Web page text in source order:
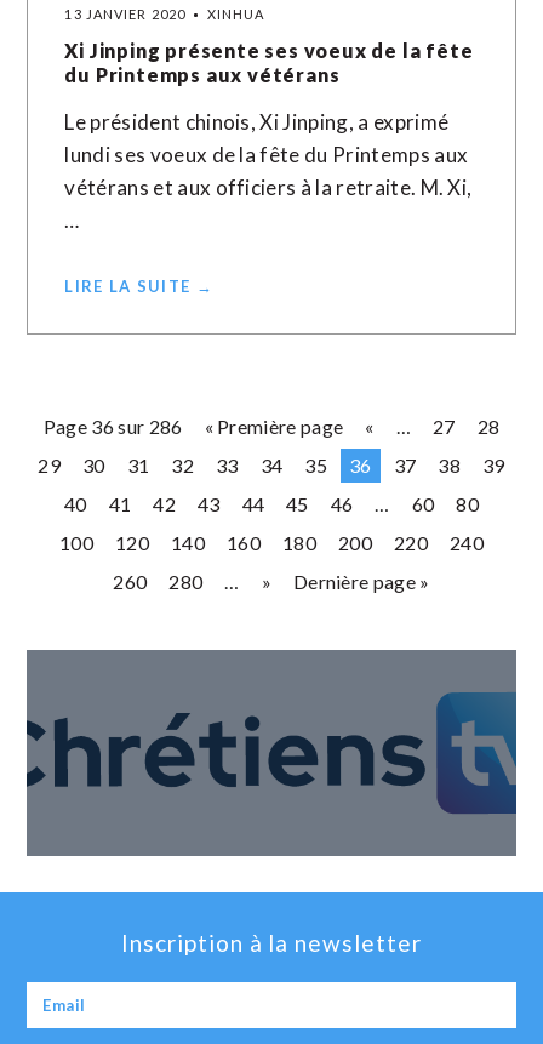
13 JANVIER 2020 XINHUA
Xi Jinping présente ses voeux de la fête
du Printemps aux vétérans
Le président chinois, Xi Jinping, a exprimé
lundi ses voeux de la fête du Printemps aux
vétérans et aux officiers à la retraite. M. Xi,
…
LIRE LA SUITE →
Page 36 sur 286 « Première page « … 27
28
29
30 31 32 33 34 35 36 37 38
39
40
41 42 43 44 45 46 … 60
80
100
120 140 160 180 200 220
240
260
280 … » Dernière page »
Inscription à la newsletter